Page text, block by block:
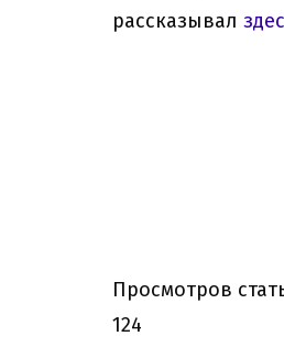
рассказывал
Просмотров
124